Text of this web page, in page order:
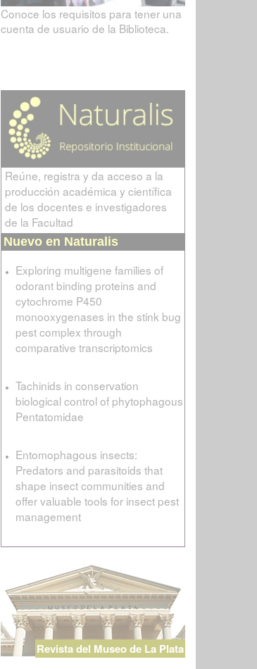
Conoce los requisitos para tener una
cuenta de usuario de la Biblioteca.
Reúne, registra y da acceso a la
producción académica y científica
de los docentes e investigadores
de la Facultad
Nuevo en Naturalis
Exploring multigene families of
odorant binding proteins and
cytochrome P450
monooxygenases in the stink bug
pest complex through
comparative transcriptomics
Tachinids in conservation
biological control of phytophagous
Pentatomidae
Entomophagous insects:
Predators and parasitoids that
shape insect communities and
offer valuable tools for insect pest
management
Revista del Museo de La Plata